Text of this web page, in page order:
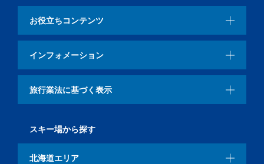
お役立ちコンテンツ
インフォメーション
旅行業法に基づく表示
スキー場から探す
北海道エリア